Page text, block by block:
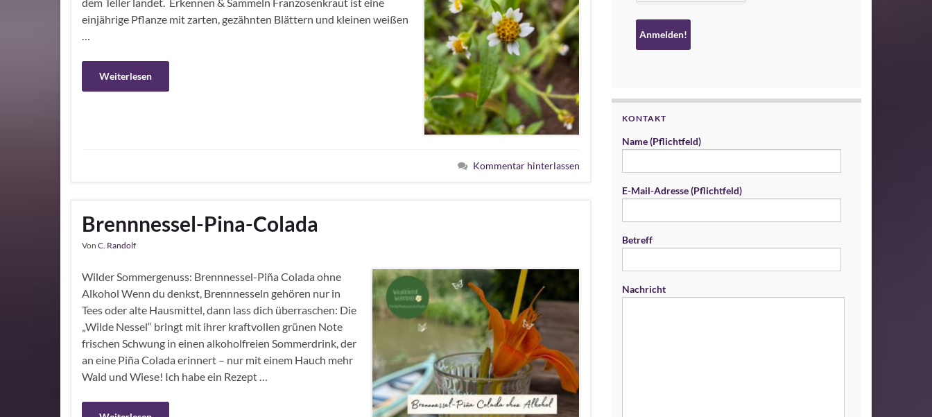
einjährige Pflanze mit zarten, gezähnten Blättern und kleinen weißen
…
Weiterlesen
Kommentar hinterlassen
Brennnessel-Pina-Colada
Von C. Randolf
Wilder Sommergenuss: Brennnessel-Piña Colada ohne
Alkohol Wenn du denkst, Brennnesseln gehören nur in
Tees oder alte Hausmittel, dann lass dich überraschen: Die
„Wilde Nessel“ bringt mit ihrer kraftvollen grünen Note
frischen Schwung in einen alkoholfreien Sommerdrink, der
an eine Piña Colada erinnert – nur mit einem Hauch mehr
Wald und Wiese! Ich habe ein Rezept …
KONTAKT
Name (Pflichtfeld)
E-Mail-Adresse (Pflichtfeld)
Betreff
Nachricht